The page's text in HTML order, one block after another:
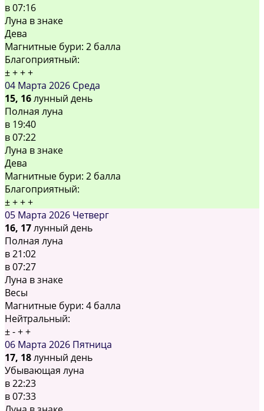
в07:16
Луна в знаке
Дева
Магнитные бури: 2 балла
Благоприятный:
±+++
04 Марта 2026 Среда
15, 16лунный день
Полная луна
в 19:40
в07:22
Луна в знаке
Дева
Магнитные бури: 2 балла
Благоприятный:
±+++
05 Марта 2026 Четверг
16, 17лунный день
Полная луна
в21:02
в07:27
Луна в знаке
Весы
Магнитные бури: 4 балла
Нейтральный:
±-++
06 Марта 2026 Пятница
17, 18лунный день
Убывающая луна
в22:23
в07:33